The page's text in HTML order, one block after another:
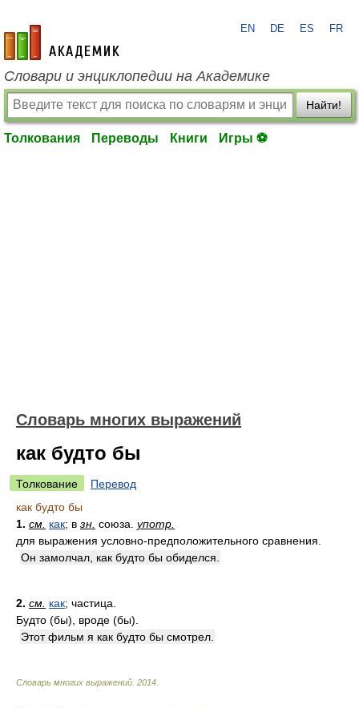
academic.ru
EN DE ES FR
Словари и энциклопедии на Академике
Найти!
Толкования Переводы Книги Игры ⚽
Словарь многих выражений
как будто бы
Толкование
Перевод
как будто бы
1. см. как; в зн. союза. употр.
для выражения условно-предположительного сравнения.
Он замолчал, как будто бы обиделся.
2. см. как; частица.
Будто (бы), вроде (бы).
Этот фильм я как будто бы смотрел.
Словарь многих выражений 2014